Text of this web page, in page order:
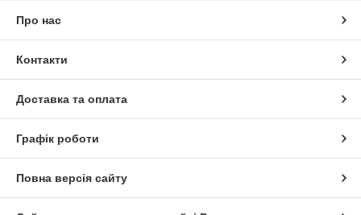
Про нас
Контакти
Доставка та оплата
Графік роботи
Повна версія сайту